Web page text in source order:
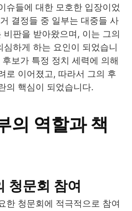
슈들에 대한 모호한 입장이었
결정들 중 일부는 대중들 사
판을 받아왔으며, 이는 그의
하게 하는 요인이 되었습니
보가 특정 정치 세력에 의해
로 이어졌고, 따라서 그의 후
의 핵심이 되었습니다.
의 역할과 책
청문회 참여
한 청문회에 적극적으로 참여